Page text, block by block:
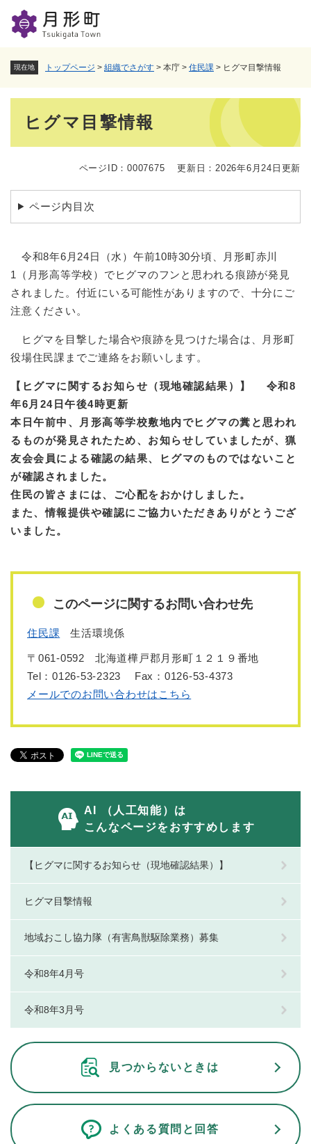
現在地 トップページ > 組織でさがす > 本庁 > 住民課 > ヒグマ目撃情報
ヒグマ目撃情報
ページID：0007675 更新日：2026年6月24日更新
ページ内目次
令和8年6月24日（水）午前10時30分頃、月形町赤川
1（月形高等学校）でヒグマのフンと思われる痕跡が発見
されました。付近にいる可能性がありますので、十分にご
注意ください。
ヒグマを目撃した場合や痕跡を見つけた場合は、月形町
役場住民課までご連絡をお願いします。
【ヒグマに関するお知らせ（現地確認結果）】 令和8
年6月24日午後4時更新
本日午前中、月形高等学校敷地内でヒグマの糞と思われ
るものが発見されたため、お知らせしていましたが、猟
友会会員による確認の結果、ヒグマのものではないこと
が確認されました。
住民の皆さまには、ご心配をおかけしました。
また、情報提供や確認にご協力いただきありがとうござ
いました。​
このページに関するお問い合わせ先
住民課 生活環境係
〒061-0592
北海道樺戸郡月形町１２１９番地
Tel：0126-53-2323
Fax：0126-53-4373
メールでのお問い合わせはこちら
AI （人工知能）は
こんなページをおすすめします
【ヒグマに関するお知らせ（現地確認結果）】
ヒグマ目撃情報
地域おこし協力隊（有害鳥獣駆除業務）募集
令和8年4月号
令和8年3月号
見つからないときは
よくある質問と回答